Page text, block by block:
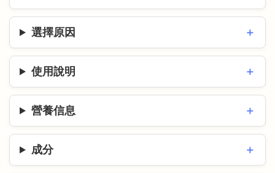
選擇原因
使用說明
營養信息
成分